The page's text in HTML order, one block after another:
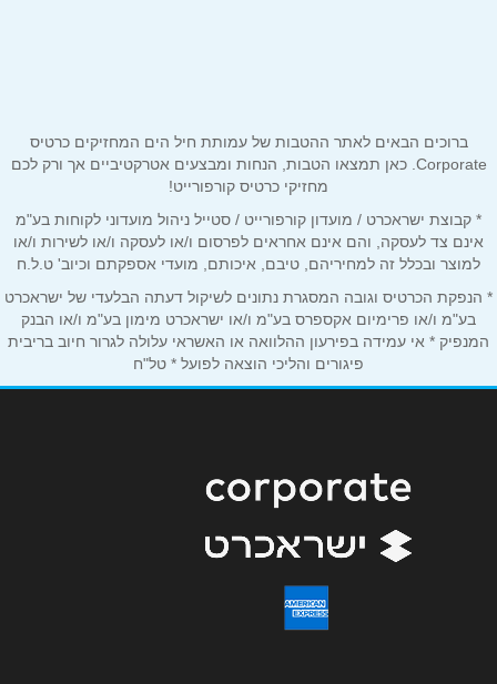
שם מלא*
נושא*
אנא חזרו אלי בקשר ל...
ברוכים הבאים לאתר ההטבות של עמותת חיל הים המחזיקים כרטיס
Corporate. כאן תמצאו הטבות, הנחות ומבצעים אטרקטיביים אך ורק לכם
מחזיקי כרטיס קורפורייט!
* קבוצת ישראכרט / מועדון קורפורייט / סטייל ניהול מועדוני לקוחות בע"מ
אינם צד לעסקה, והם אינם אחראים לפרסום ו/או לעסקה ו/או לשירות ו/או
למוצר ובכלל זה למחיריהם, טיבם, איכותם, מועדי אספקתם וכיוב' ט.ל.ח
* הנפקת הכרטיס וגובה המסגרת נתונים לשיקול דעתה הבלעדי של ישראכרט
בע"מ ו/או פרימיום אקספרס בע"מ ו/או ישראכרט מימון בע"מ ו/או הבנק
המנפיק * אי עמידה בפירעון ההלוואה או האשראי עלולה לגרור חיוב בריבית
פיגורים והליכי הוצאה לפועל * טל"ח